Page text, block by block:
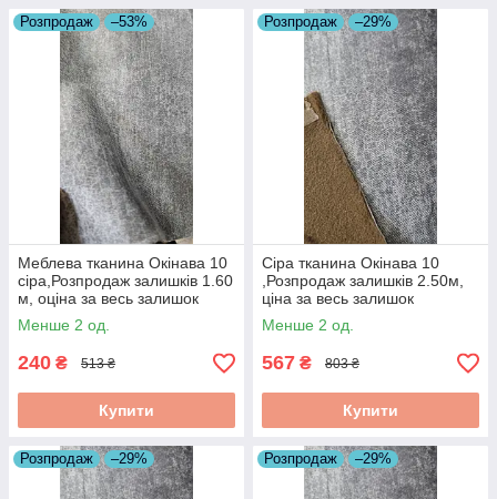
Розпродаж –53%
Меблева тканина Окінава 10
сіра,Розпродаж залишків 1.60
м, оціна за весь залишок
Менше 2 од.
240 ₴ 513 ₴
Купити
Розпродаж –29%
Сіра тканина Окінава 10
,Розпродаж залишків 2.50м,
ціна за весь залишок
Менше 2 од.
567 ₴ 803 ₴
Купити
Розпродаж –29% Розпродаж –29%